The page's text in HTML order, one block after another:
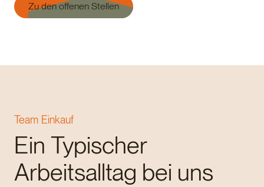
Zu den offenen Stellen
Team Einkauf
Ein Typischer
Arbeitsalltag bei uns